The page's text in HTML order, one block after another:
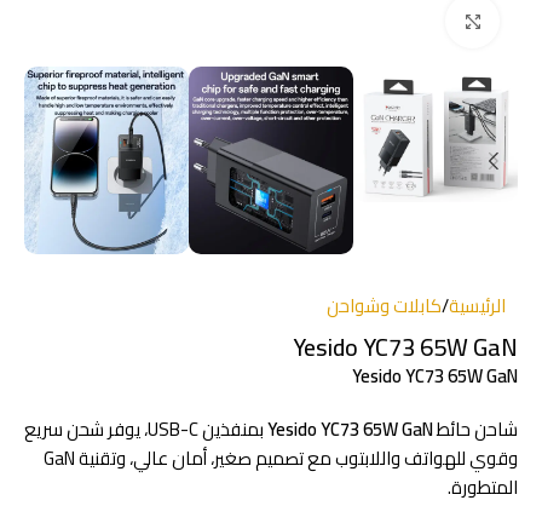
الرئيسية/كابلات وشواحن
Yesido YC73 65W GaN
Yesido YC73 65W GaN
شاحن حائطYesido YC73 65W GaN
بمنفذين USB-C، يوفر شحن سريع
وقوي للهواتف واللابتوب مع تصميم صغير، أمان عالي، وتقنية GaN
المتطورة.